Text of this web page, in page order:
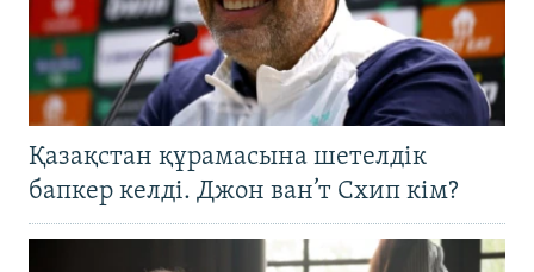
Қазақстан құрамасына шетелдік
бапкер келді. Джон ван’т Схип кім?